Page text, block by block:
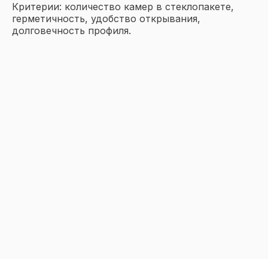
Критерии: количество камер в стеклопакете,
герметичность, удобство открывания,
долговечность профиля.